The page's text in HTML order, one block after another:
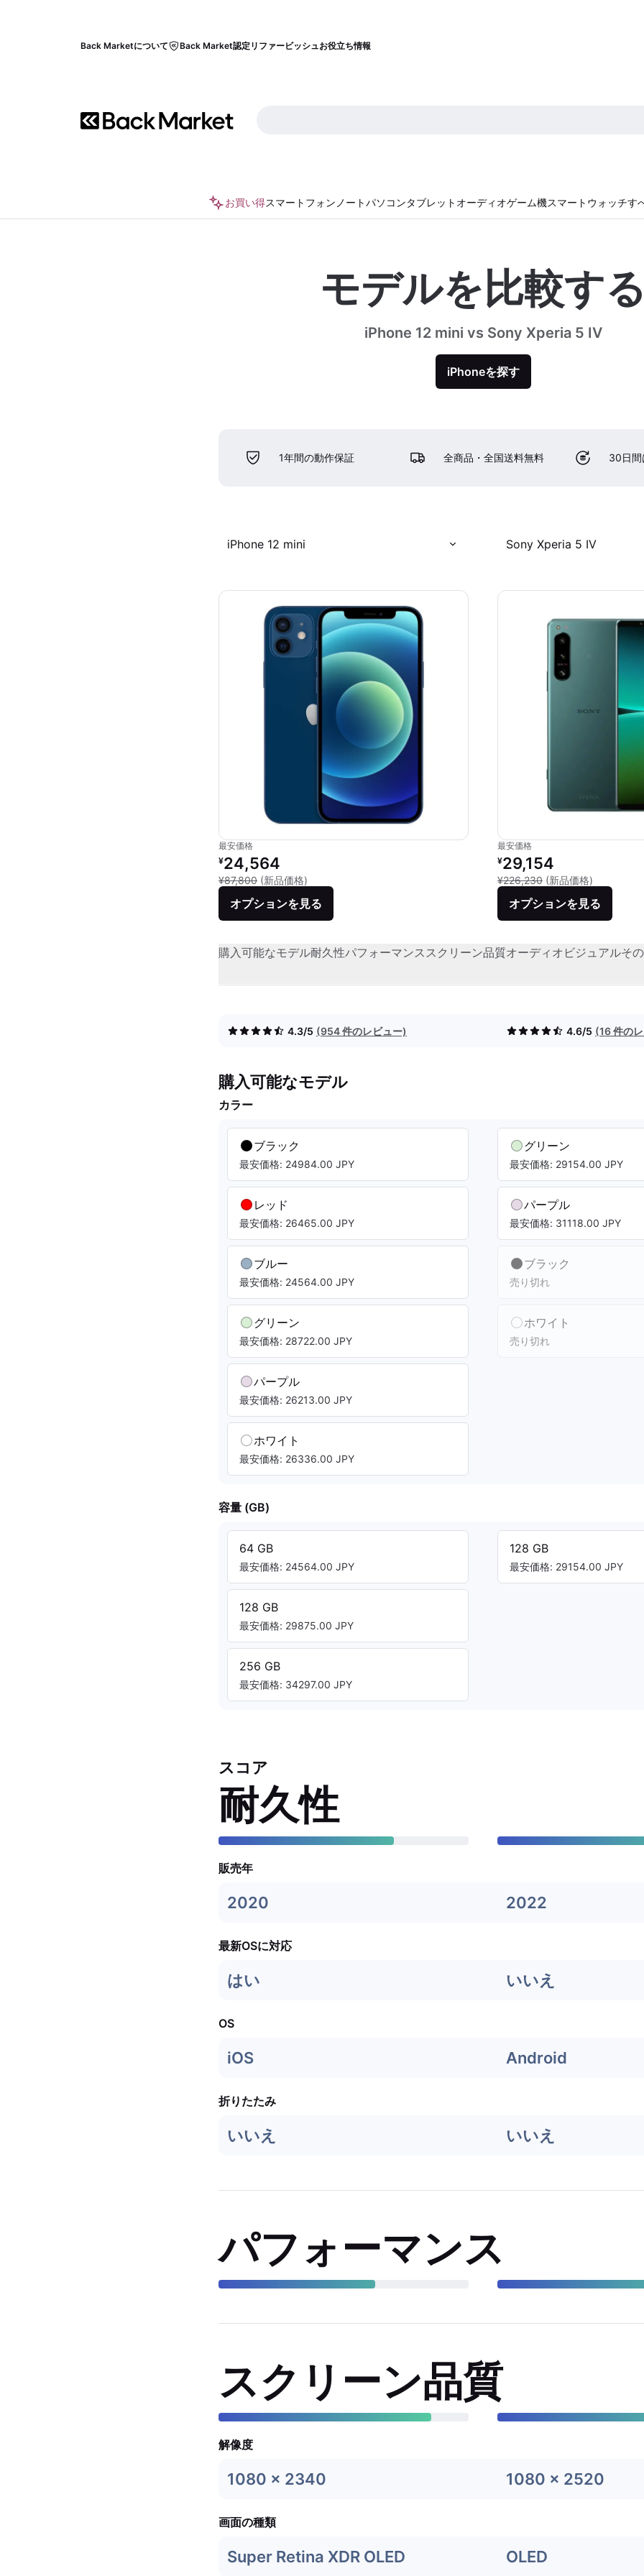
Back Marketについて Back Market認定リファービッシュお役立ち情報
お買い得スマートフォン ノートパソコンタブレット オーディオゲーム機スマートウォッチす
モデルを比較する
iPhone 12 mini vs Sony Xperia 5 IV
iPhoneを探す
1年間の動作保証 全商品・全国送料無料 30日間
iPhone 12 mini Sony Xperia 5 IV
最安価格
リファービッシュ品の価格：
¥24,564
¥87,800 (新品価格)
オプションを見る
最安価格
リファービッシュ品の価格：
¥29,154
¥226,230 (新品価格)
オプションを見る
購入可能なモデル耐久性パフォーマンススクリーン品質オーディオビジュアルそ
4.3/5 (954 件のレビュー) 4.6/5 (16 件の
購入可能なモデル
カラー
ブラック
最安価格: 24984.00 JPY
レッド
最安価格: 26465.00 JPY
ブルー
最安価格: 24564.00 JPY
グリーン
最安価格: 28722.00 JPY
パープル
最安価格: 26213.00 JPY
ホワイト
最安価格: 26336.00 JPY
グリーン
最安価格: 29154.00 JPY
パープル
最安価格: 31118.00 JPY
ブラック
売り切れ
ホワイト
売り切れ
容量 (GB)
64 GB
最安価格: 24564.00 JPY
128 GB
最安価格: 29875.00 JPY
256 GB
最安価格: 34297.00 JPY
128 GB
最安価格: 29154.00 JPY
スコア
耐久性
販売年
2020 2022
最新OSに対応
はい いいえ
OS
iOS Android
折りたたみ
いいえ いいえ
パフォーマンス
スクリーン品質
解像度
1080 x 2340 1080 x 2520
画面の種類
Super Retina XDR OLED OLED